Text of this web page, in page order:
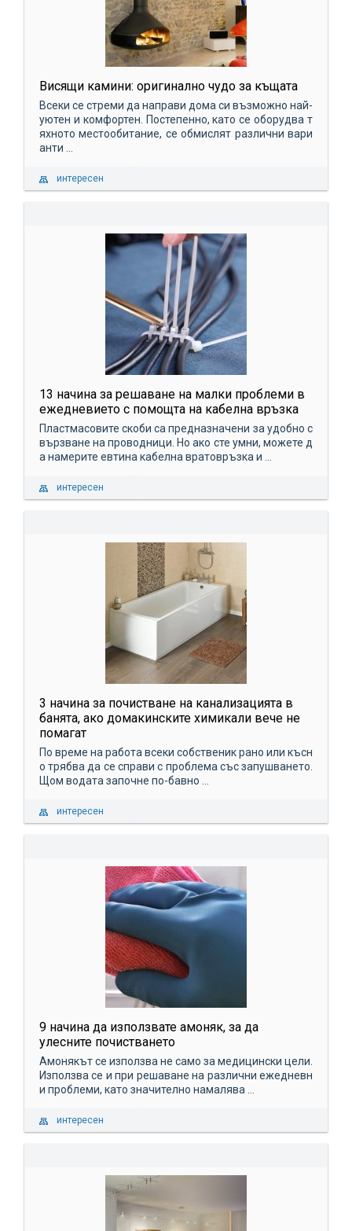
Висящи камини: оригинално чудо за къщата
Всеки се стреми да направи дома си възможно най-
уютен и комфортен. Постепенно, като се оборудва т
яхното местообитание, се обмислят различни вари
анти ...
интересен
13 начина за решаване на малки проблеми в
ежедневието с помощта на кабелна връзка
Пластмасовите скоби са предназначени за удобно с
вързване на проводници. Но ако сте умни, можете д
а намерите евтина кабелна вратовръзка и ...
интересен
3 начина за почистване на канализацията в
банята, ако домакинските химикали вече не
помагат
По време на работа всеки собственик рано или късн
о трябва да се справи с проблема със запушването.
Щом водата започне по-бавно ...
интересен
9 начина да използвате амоняк, за да
улесните почистването
Амонякът се използва не само за медицински цели.
Използва се и при решаване на различни ежедневн
и проблеми, като значително намалява ...
интересен